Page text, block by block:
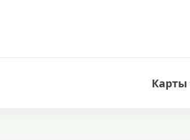
Карты